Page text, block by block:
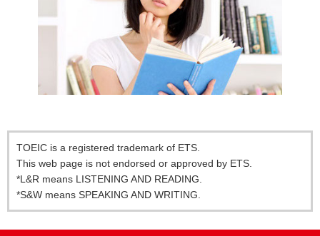
TOEIC is a registered trademark of ETS.
This web page is not endorsed or approved by ETS.
*L&R means LISTENING AND READING.
*S&W means SPEAKING AND WRITING.